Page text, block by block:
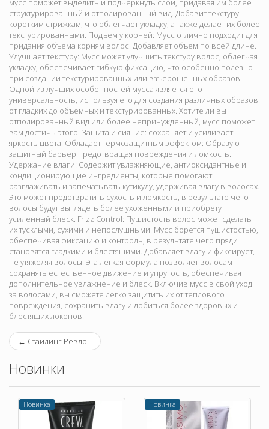
мусс поможет выделить и подчеркнуть слои, придавая им более
структурированный и отполированный вид. Добавит текстуру
коротким стрижкам, что облегчает укладку, а также делает их более
текстурированными. Подъем у корней: Мусс отлично подходит для
придания объема корням волос. Добавляет объем по всей длине.
Улучшает текстуру: Мусс может улучшить текстуру волос, облегчая
укладку, обеспечивает гибкую фиксацию, что особенно полезно
при создании текстурированных или взъерошенных образов.
Одной из лучших особенностей мусса является его
универсальность, используя его для создания различных образов:
от гладких до объемных и текстурированных. Хотите ли вы
отполированный вид или более непринужденный, мусс поможет
вам достичь этого. Защита и сияние: сохраняет и усиливает
яркость цвета. Обладает термозащитным эффектом: Образуют
защитный барьер предотвращая повреждения и ломкость.
Удержание влаги: Содержит увлажняющие, антиоксидантные и
кондиционирующие ингредиенты, которые помогают
разглаживать и запечатывать кутикулу, удерживая влагу в волосах.
Это может предотвратить сухость и ломкость, в результате чего
волосы будут выглядеть более ухоженными и приобретут
усиленный блеск. Frizz Control: Пушистость волос может сделать
их тусклыми, сухими и непослушными. Мусс борется пушистостью,
обеспечивая фиксацию и контроль, в результате чего пряди
становятся гладкими и блестящими. Добавляет влагу и фиксирует,
не утяжеляя волосы. Эта легкая формула позволяет волосам
сохранять естественное движение и упругость, обеспечивая
дополнительное увлажнение и блеск. Включив мусс в свой уход
за волосами, вы сможете легко защитить их от теплового
повреждения, сохранить влагу и добиться более здоровых и
блестящих локонов.
← Стайлинг Ревлон
Новинки
Новинка Новинка